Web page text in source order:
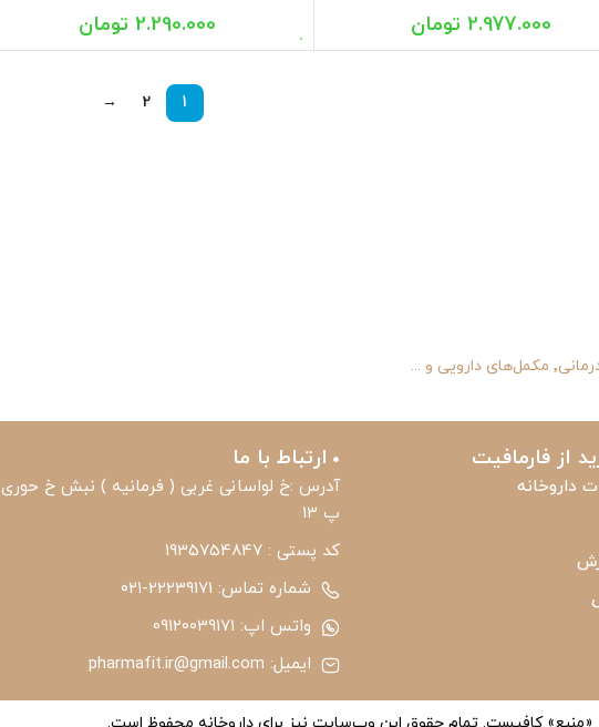
2.977.000 تومان 2.290.000 تومان
1
2
→
از فارمافیت
داروخانه
ارتباط با ما
آدرس :خ لواسانی غربی ( فرمانیه ) نبش خ حوری
پ 13
کد پستی : 1935754847
شماره تماس: 22239171-۰۲۱
واتس اپ: 09120039171
ایمیل: pharmafit.ir@gmail.com